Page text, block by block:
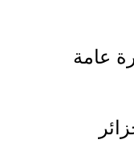
عامة